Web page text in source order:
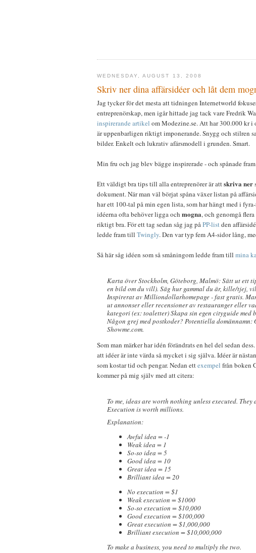
WEDNESDAY, AUGUST 13, 2008
Skriv ner dina affärsidéer och låt dem
Jag tycker för det mesta att tidningen Internetworld
entreprenörskap, men igår hittade jag tack vare Fredrik
inspirerande artikel om Modezine.se. Att har 300.000 kr i
är uppenbarligen riktigt imponerande. Snygg och stilren
bilder. Enkelt och lukrativ afärsmodell i grunden. Smart.
Min fru och jag blev bägge inspirerade - och spånade
Ett väldigt bra tips till alla entreprenörer är attskriva ner
dokument. När man väl börjat spåna växer listan på
har ett 100-tal på min egen lista, som har hängt med i
idéerna ofta behöver ligga och mogna, och genomgå
riktigt bra. För ett tag sedan såg jag påPP-listden
ledde fram till Twingly. Den var typ fem A4-sidor lång,
Så här såg idéen som så småningom ledde fram till mina
Karta över Stockholm, Göteborg, Malmö: Sätt ut ett
en bild om du vill). Säg hur gammal du är, kille/tjej,
Inspirerat av Milliondollarhomepage - fast gratis.
ut annonser eller recensioner av restauranger eller
kategori (ex: toaletter) Skapa sin egen cityguide med
Någon grej med postkoder? Potentiella domännamn:
Showme.com.
Som man märker har idén förändrats en hel del sedan
att idéer är inte värda så mycket i sig själva. Idéer är
som kostar tid och pengar. Nedan ettexempel från boken
kommer på mig själv med att citera:
To me, ideas are worth nothing unless executed.
Execution is worth millions.
Explanation:
Awful idea = -1
Weak idea = 1
So-so idea = 5
Good idea = 10
Great idea = 15
Brilliant idea = 20
No execution = $1
Weak execution = $1000
So-so execution = $10,000
Good execution = $100,000
Great execution = $1,000,000
Brilliant execution = $10,000,000
To make a business, you need to multiply the two.